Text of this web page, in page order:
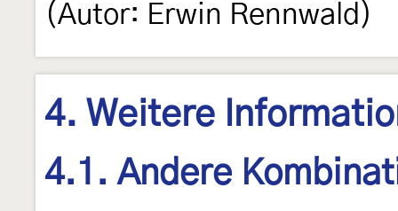
(Autor: Erwin Rennwald)
4. Weitere
4.1. Andere